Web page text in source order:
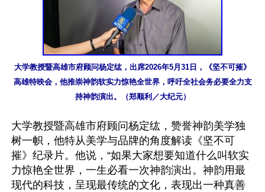
大学教授暨高雄市府顾问杨定纮，出席2026年5月31日，《坚不可摧》
高雄特映会，他推崇神韵软实力惊艳全世界，呼吁全社会务必要全力支
持神韵演出。（郑顺利／大纪元）
大学教授暨高雄市府顾问杨定纮，赞誉神韵美学独
树一帜，他特从美学与品牌的角度解读《坚不可
摧》纪录片。他说，“如果大家想要知道什么叫软实
力惊艳全世界，一生必看一次神韵演出。神韵用最
现代的科技，呈现最传统的文化，表现出一种真善